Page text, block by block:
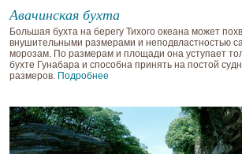
Авачинская бухта
Большая бухта на берегу Тихого океана может
внушительными размерами и неподвластностью
морозам. По размерам и площади она уступает
бухте Гунабара и способна принять на постой
размеров. Подробнее